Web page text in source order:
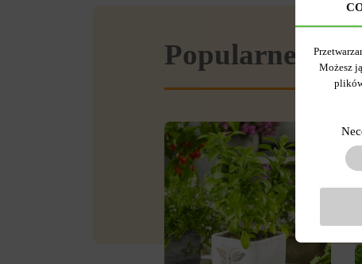
Popularne wMożesz